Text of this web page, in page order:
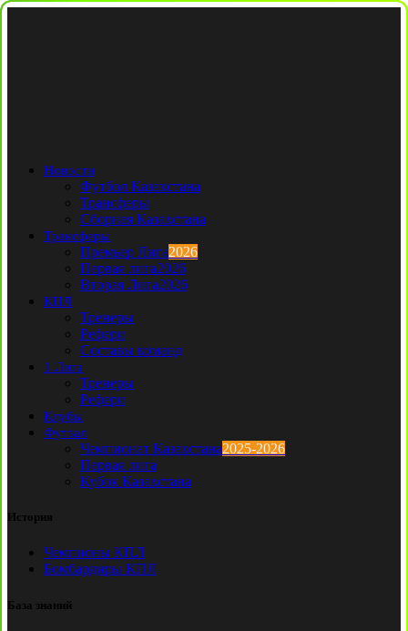
Новости
Футбол Казахстана
Трансферы
Сборная Казахстана
Трансферы
Премьер Лига2026
Первая лига2026
Вторая Лига2026
КПЛ
Тренеры
Рефери
Составы команд
1 Лига
Тренеры
Рефери
Клубы
Футзал
Чемпионат Казахстана2025-2026
Первая лига
Кубок Казахстана
История
Чемпионы КПЛ
Бомбардиры КПЛ
База знаний